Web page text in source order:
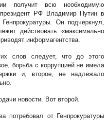
получит всю необходимую
РФ Владимир Путин в
Он подчеркнул,
действовать «максимально
информагентства.
слов следует, что до этого
борьба с коррупцией не имела
и, второе, не надлежало
новости. Вот второй.
потребовал от Генпрокуратуры